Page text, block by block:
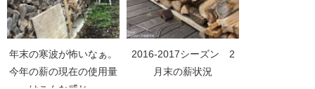
年末の寒波が怖いなぁ。
今年の薪の現在の使用量
2016-2017シーズン 2
月末の薪状況